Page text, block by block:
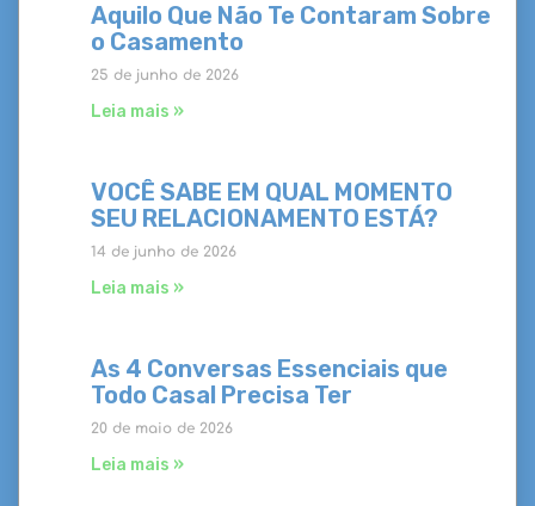
Aquilo Que Não Te Contaram Sobre
o Casamento
25 de junho de 2026
Leia mais »
VOCÊ SABE EM QUAL MOMENTO
SEU RELACIONAMENTO ESTÁ?
14 de junho de 2026
Leia mais »
As 4 Conversas Essenciais que
Todo Casal Precisa Ter
20 de maio de 2026
Leia mais »